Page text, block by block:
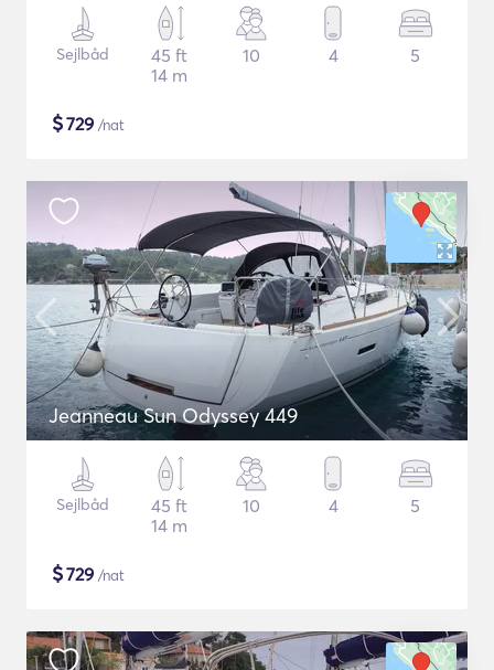
Sejlbåd
45 ft
14 m
10 4 5
$729 /nat
Jeanneau Sun Odyssey 449
Sejlbåd
45 ft
14 m
10 4 5
$729 /nat